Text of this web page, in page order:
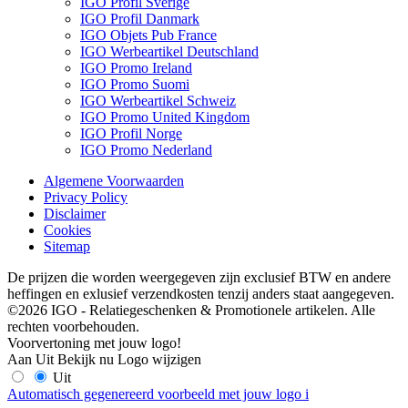
IGO Profil Danmark
IGO Objets Pub France
IGO Werbeartikel Deutschland
IGO Promo Ireland
IGO Promo Suomi
IGO Werbeartikel Schweiz
IGO Promo United Kingdom
IGO Profil Norge
IGO Promo Nederland
Algemene Voorwaarden
Privacy Policy
Disclaimer
Cookies
Sitemap
De prijzen die worden weergegeven zijn exclusief BTW en andere
heffingen en exlusief verzendkosten tenzij anders staat aangegeven.
©2026 IGO - Relatiegeschenken & Promotionele artikelen. Alle
rechten voorbehouden.
Voorvertoning met jouw logo!
Aan Uit Bekijk nu Logo wijzigen
Uit
Automatisch gegenereerd voorbeeld met jouw logo i